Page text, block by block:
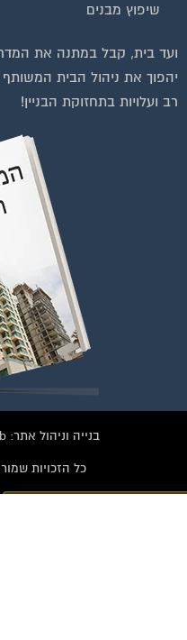
שיפוץ מבנים
ועד בית, קבל במתנה את
יהפוך את ניהול הבית המשותף
רב ועלויות בתחזוקת הבניין!
בנייה וניהול אתר: Eyeweb שיווק באינטרנט .
כל הזכויות
הצטרפו
הנותנת
הדיור
להצטרפות לחצו על